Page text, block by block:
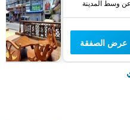
عرض الصفقة